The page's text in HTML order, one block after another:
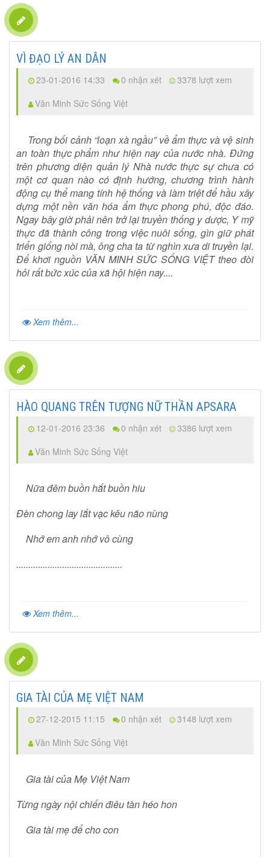
VÌ ĐẠO LÝ AN DÂN
23-01-2016 14:33 0 nhận xét
3378 lượt xem
Văn Minh Sức Sống Việt
Trong bối cảnh “loạn xà ngầu” về ẩm thực và vệ sinh
an toàn thực phẩm như hiện nay của nước nhà. Đứng
trên phương diện quản lý Nhà nước thực sự chưa có
một cơ quan nào có định hướng, chương trình hành
động cụ thể mang tính hệ thống và làm triệt để hầu xây
dựng một nền văn hóa ẩm thực phong phú, độc đáo.
Ngay bây giờ phải nên trở lại truyền thống y dược, Y mỹ
thực đã thành công trong việc nuôi sống, gìn giữ phát
triển giống nòi mà, ông cha ta từ nghìn xưa di truyền lại.
Để khơi nguồn VĂN MINH SỨC SỐNG VIỆT theo đòi
hỏi rất bức xúc của xã hội hiện nay....
Xem thêm...
HÀO QUANG TRÊN TƯỢNG NỮ THẦN APSARA
12-01-2016 23:36 0 nhận xét
3386 lượt xem
Văn Minh Sức Sống Việt
Nữa đêm buồn hắt buồn hiu
Đèn chong lay lắt vạc kêu não nùng
Nhớ em anh nhớ vô cùng
............................................
Xem thêm...
GIA TÀI CỦA MẸ VIỆT NAM
27-12-2015 11:15 0 nhận xét
3148 lượt xem
Văn Minh Sức Sống Việt
Gia tài của Mẹ Việt Nam
Từng ngày nội chiến điêu tàn héo hon
Gia tài mẹ để cho con